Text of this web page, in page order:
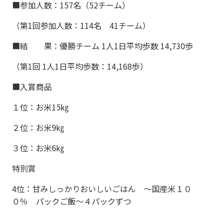
■参加人数：157名（52チーム）
（第1回参加人数：114名 41チーム）
■結 果：優勝チーム 1人1日平均歩数 14,730歩
（第1回 1人1日平均歩数：14,168歩）
■入賞商品
１位：お米15㎏
２位：お米9㎏
３位：お米6㎏
特別賞
4位：甘みしっかりおいしいごはん ～国産米１０
０％ パックご飯～４パックずつ